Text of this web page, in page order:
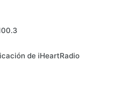
de iHeartRadio